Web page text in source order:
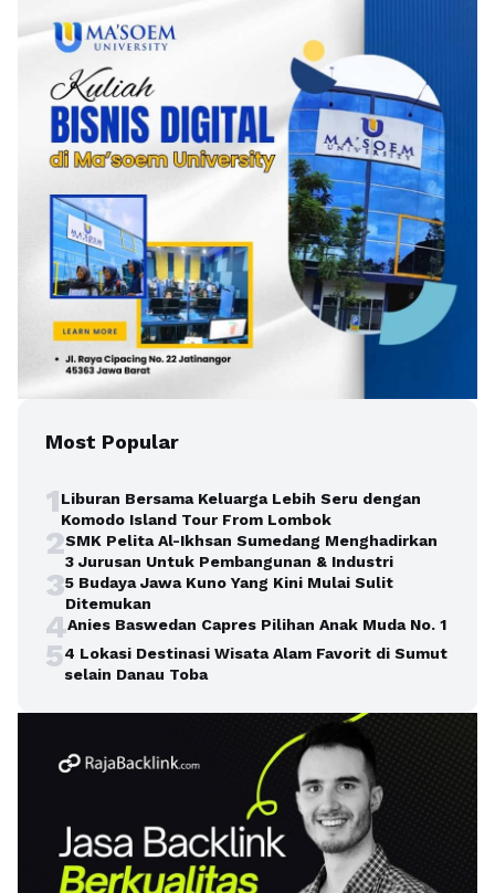
Most Popular
1Liburan Bersama Keluarga Lebih Seru dengan
Komodo Island Tour From Lombok
2SMK Pelita Al-Ikhsan Sumedang Menghadirkan
3 Jurusan Untuk Pembangunan & Industri
35 Budaya Jawa Kuno Yang Kini Mulai Sulit
Ditemukan
4Anies Baswedan Capres Pilihan Anak Muda No. 1
54 Lokasi Destinasi Wisata Alam Favorit di Sumut
selain Danau Toba